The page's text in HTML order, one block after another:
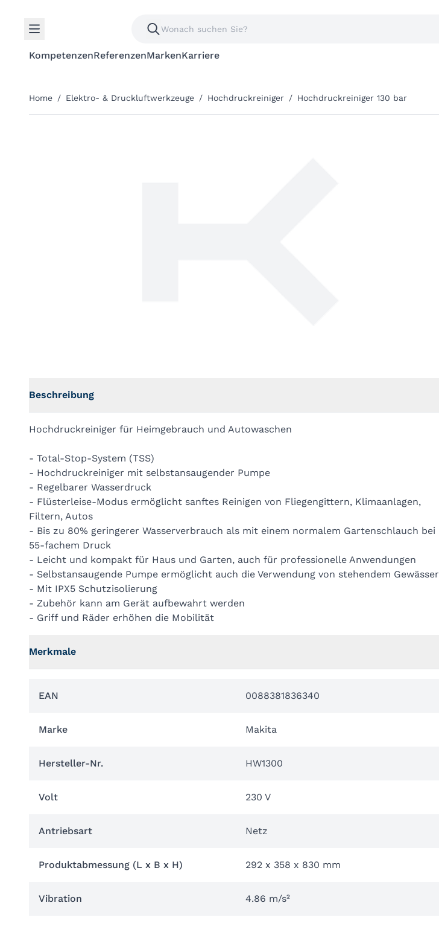
KompetenzenReferenzenMarkenKarriere
Home / Elektro- & Druckluftwerkzeuge / Hochdruckreiniger / Hochdruckreiniger 130 bar
Beschreibung
Hochdruckreiniger für Heimgebrauch und Autowaschen
- Total-Stop-System (TSS)
- Hochdruckreiniger mit selbstansaugender Pumpe
- Regelbarer Wasserdruck
- Flüsterleise-Modus ermöglicht sanftes Reinigen von Fliegengittern, Klimaanlagen,
Filtern, Autos
- Bis zu 80% geringerer Wasserverbrauch als mit einem normalem Gartenschlauch bei
55-fachem Druck
- Leicht und kompakt für Haus und Garten, auch für professionelle Anwendungen
- Selbstansaugende Pumpe ermöglicht auch die Verwendung von stehendem Gewässer
- Mit IPX5 Schutzisolierung
- Zubehör kann am Gerät aufbewahrt werden
- Griff und Räder erhöhen die Mobilität
Merkmale
EAN 0088381836340
Marke Makita
Hersteller-Nr. HW1300
Volt 230 V
Antriebsart Netz
Produktabmessung (L x B x H) 292 x 358 x 830 mm
Vibration 4.86 m/s²